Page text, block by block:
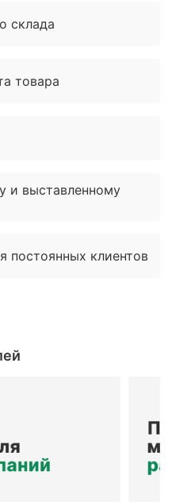
склада
товара
и выставленному
постоянных клиентов